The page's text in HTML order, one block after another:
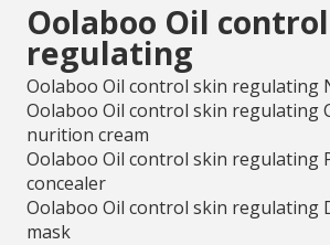
Oolaboo Oil
regulating
Oolaboo Oil control skin regulating
Oolaboo Oil control skin regulating
nurition cream
Oolaboo Oil control skin regulating
concealer
Oolaboo Oil control skin regulating
mask